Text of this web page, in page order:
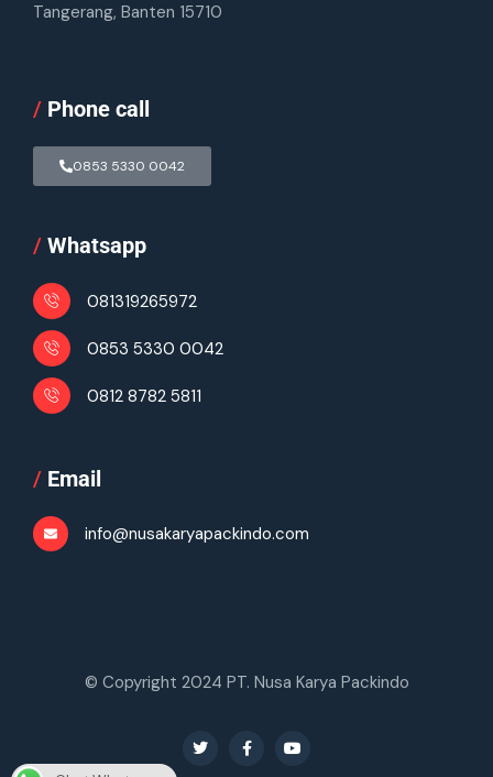
Tangerang, Banten 15710
/ Phone call
0853 5330 0042
/ Whatsapp
081319265972
0853 5330 0042
0812 8782 5811
/ Email
info@nusakaryapackindo.com
© Copyright 2024 PT. Nusa Karya Packindo